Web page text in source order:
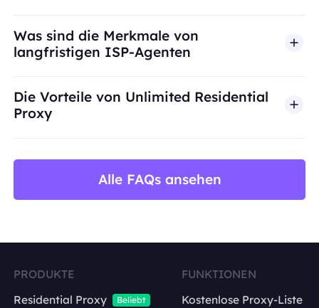
BestProxy unterstützt keinen Betrug, Spam,
Was sind die Merkmale von
langfristigen ISP-Agenten
Die Vorteile von Unlimited Residential
Proxy
Alle FAQs ansehen
PRODUKTE
Residential Proxy
Beliebt
FUNKTIONEN
Kostenlose Proxy-Liste